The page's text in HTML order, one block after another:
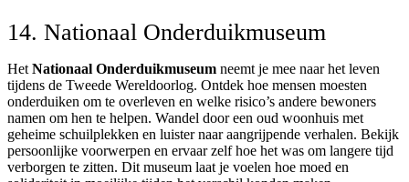
14. Nationaal Onderduikmuseum
Het Nationaal Onderduikmuseum neemt je mee naar het leven
tijdens de Tweede Wereldoorlog. Ontdek hoe mensen moesten
onderduiken om te overleven en welke risico’s andere bewoners
namen om hen te helpen. Wandel door een oud woonhuis met
geheime schuilplekken en luister naar aangrijpende verhalen. Bekijk
persoonlijke voorwerpen en ervaar zelf hoe het was om langere tijd
verborgen te zitten. Dit museum laat je voelen hoe moed en